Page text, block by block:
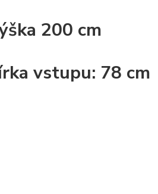
200 cm
vstupu: 78 cm